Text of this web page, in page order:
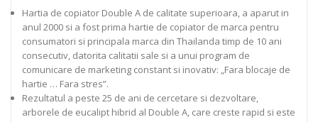
Hartia de copiator Double A de calitate superioara, a aparut in
anul 2000 si a fost prima hartie de copiator de marca pentru
consumatori si principala marca din Thailanda timp de 10 ani
consecutiv, datorita calitatii sale si a unui program de
comunicare de marketing constant si inovativ: „Fara blocaje de
hartie … Fara stres”.
Rezultatul a peste 25 de ani de cercetare si dezvoltare,
arborele de eucalipt hibrid al Double A, care creste rapid si este